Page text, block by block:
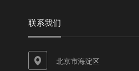
联系我们
北京市海淀区